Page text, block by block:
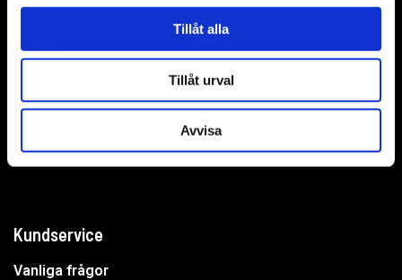
Tillåt alla
Tillåt urval
Avvisa
Adress: Elementvägen 7, 702 27 Örebro
Eller ring oss:019-20 73 30
Kundservice
Vanliga frågor